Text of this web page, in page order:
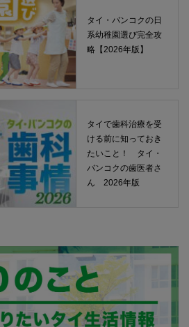
タイ・バンコクの日
系幼稚園選び完全攻
略【2026年版】
タイで歯科治療を受
ける前に知っておき
たいこと！ タイ・
バンコクの歯医者さ
ん 2026年版